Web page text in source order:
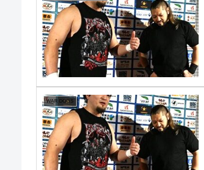
WAR DOGS